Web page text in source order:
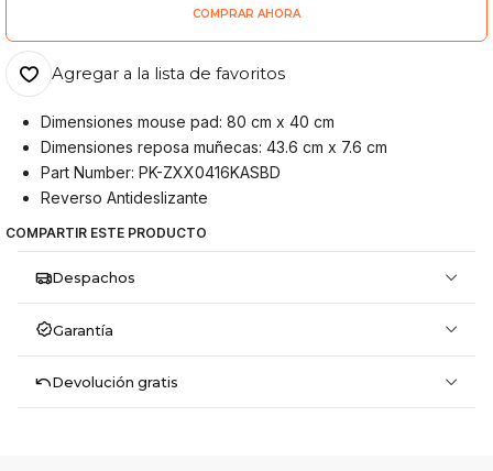
COMPRAR AHORA
Agregar a la lista de favoritos
Dimensiones mouse pad: 80 cm x 40 cm
Dimensiones reposa muñecas: 43.6 cm x 7.6 cm
Part Number: PK-ZXX0416KASBD
Reverso Antideslizante
COMPARTIR ESTE PRODUCTO
Despachos
Garantía
Devolución gratis